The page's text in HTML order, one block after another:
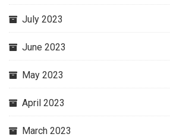
July 2023
June 2023
May 2023
April 2023
March 2023